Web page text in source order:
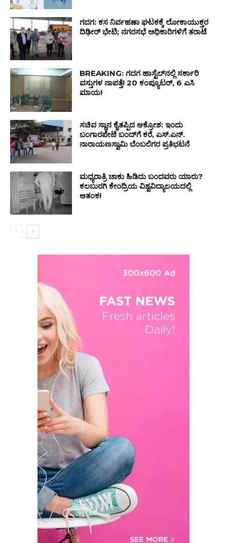
ಗದಗ: ಕಸ ನಿರ್ವಹಣಾ ಘಟಕಕ್ಕೆ ಲೋಕಾಯುಕ್ತರ
ದಿಢೀರ್ ಭೇಟಿ; ನಗರಸಭೆ ಅಧಿಕಾರಿಗಳಿಗೆ ತರಾಟೆ
BREAKING: ಗದಗ ಹಾಸ್ಟೆಲ್‌ನಲ್ಲಿ ಸರ್ಕಾರಿ
ವಸ್ತುಗಳ ನಾಪತ್ತೆ! 20 ಕಂಪ್ಯೂಟರ್, 6 ಎಸಿ
ಮಾಯ!
ಸಚಿವ ಸ್ಥಾನ ಕೈತಪ್ಪಿದ ಆಕ್ರೋಶ: ಇಂದು
ಬಂಗಾರಪೇಟೆ ಬಂದ್‌ಗೆ ಕರೆ, ಎಸ್.ಎನ್.
ನಾರಾಯಣಸ್ವಾಮಿ ಬೆಂಬಲಿಗರ ಪ್ರತಿಭಟನೆ
ಮಧ್ಯರಾತ್ರಿ ಚಾಕು ಹಿಡಿದು ಬಂದವರು ಯಾರು?
ಕಲಬುರಗಿ ಕೇಂದ್ರಿಯ ವಿಶ್ವವಿದ್ಯಾಲಯದಲ್ಲಿ
ಆತಂಕ!